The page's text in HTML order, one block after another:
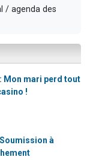
/ agenda des
Mon mari perd tout
!
à